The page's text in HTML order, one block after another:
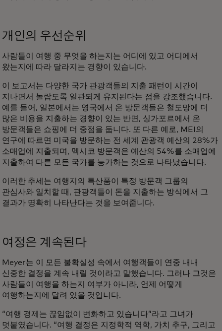
개인의 우선순위
사람들이 여행 중 무엇을 하는지는 어디에 있고 어디에서
왔는지에 따라 달라지는 경향이 있습니다.
이 보고서는 다양한 국가 관광객들의 지출 패턴이 시간이
지나면서 놀랍도록 일관되게 유지된다는 점을 강조했습니다.
예를 들어, 일본에서는 영국에서 온 방문객들은 철도망에 더
많은 비용을 지출하는 경향이 있는 반면, 싱가포르에서 온
방문객들은 쇼핑에 더 중점을 둡니다. 또 다른 예로, MEI의
연구에 따르면 미국을 방문하는 전 세계 관광객 예산의 28%가
소매업에 지출되며, 멕시코 방문객은 예산의 54%를 소매업에
지출하여 다른 모든 국가를 능가하는 것으로 나타났습니다.
이러한 추세는 여행지의 특산품이 특정 방문객 그룹의
관심사와 일치할 때, 관광객들이 돈을 지출하는 방식에서 그
결과가 명확히 나타난다는 것을 보여줍니다.
여정은 계속된다
Meyer는 이 모든 불확실성 속에서 여행객들이 연중 내내
신중한 결정을 계속 내릴 것이라고 말했습니다. 그러나 그것은
사람들이 여행을 하는지 여부가 아니라, 언제 어떻게
여행하는지에 달려 있을 것입니다.
“여행 경제는 끊임없이 변화하고 있습니다”라고 그녀가
덧붙였습니다. “여행 결정은 지정학적 역학, 가치 추구, 그리고